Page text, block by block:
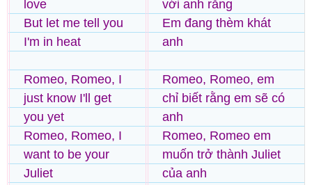
love
But let me tell you
I'm in heat
Romeo, Romeo, I
just know I'll get
you yet
Romeo, Romeo, I
want to be your
Juliet
với anh rằng
Em đang thèm khát
anh
Romeo, Romeo, em
chỉ biết rằng em sẽ có
anh
Romeo, Romeo em
muốn trở thành Juliet
của anh